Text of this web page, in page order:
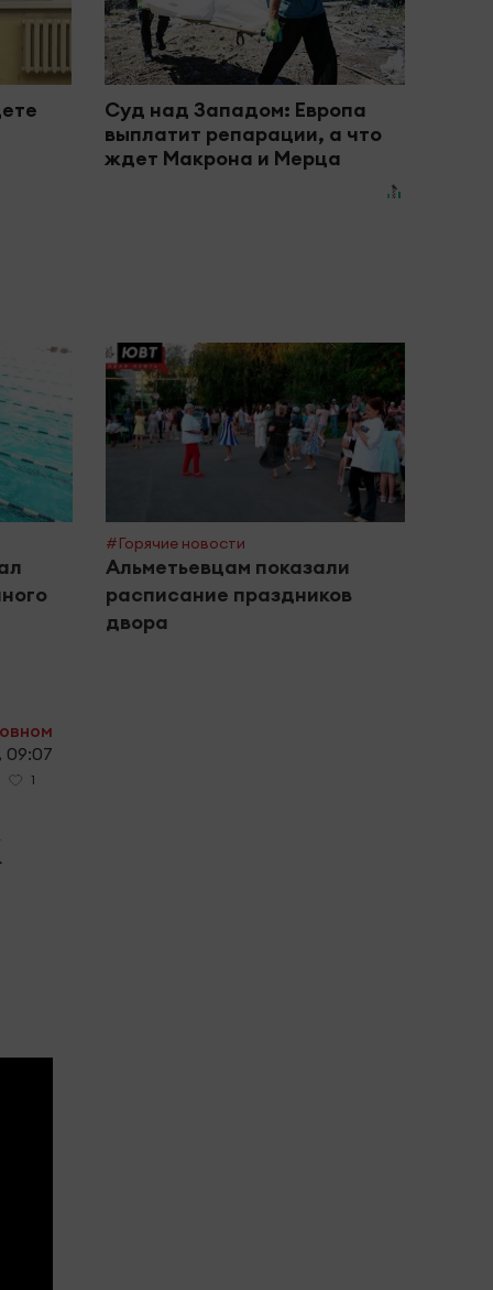
Суд над Западом: Европа
выплатит репарации, а что
ждет Макрона и Мерца
#Горячие новости
Альметьевцам показали
расписание праздников
двора
09:07
1